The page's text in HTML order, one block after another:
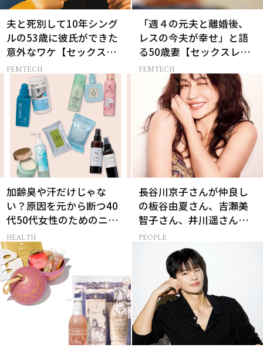
夫と死別して10年シング
ルの53歳に彼氏ができた
意外なワケ【セックスレ
ス AND THE CITY -女たち
の告白-】
FEMTECH
「週４の元夫と離婚後、
レスの今夫が幸せ」と語
る50歳妻【セックスレス
AND THE CITY -女たちの
告白-】
FEMTECH
加齢臭や汗だけじゃな
い？原因を元から断つ40
代50代女性のためのニオ
イケア
HEALTH
長谷川京子さんが仲良し
の板谷由夏さん、吉瀬美
智子さん、井川遥さんと
集まる理由は…
PEOPLE